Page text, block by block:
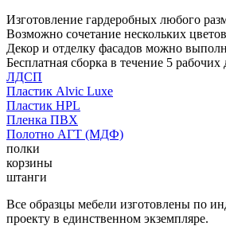
Изготовление гардеробных любого
Возможно сочетание нескольких
Декор и отделку фасадов можно
Бесплатная сборка в течение 5 рабочих
ЛДСП
Пластик Alvic Luxe
Пластик HPL
Пленка ПВХ
Полотно АГТ (МДФ)
полки
корзины
штанги
Все образцы мебели изготовлены по
проекту в единственном экземпляре.